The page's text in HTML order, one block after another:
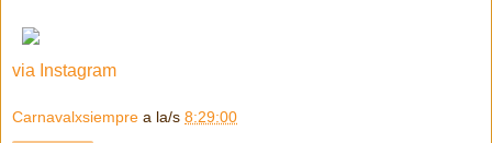
via Instagram
Carnavalxsiempre a la/s 8:29:00